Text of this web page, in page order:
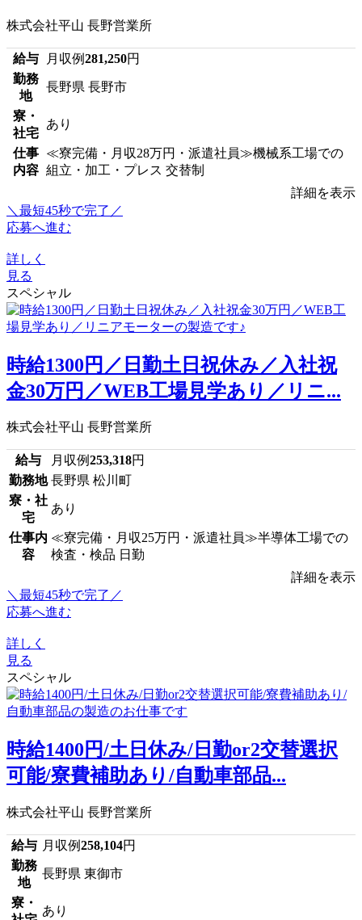
株式会社平山 長野営業所
給与 月収例281,250円
勤務
地
長野県 長野市
寮・
社宅
あり
仕事
内容
≪寮完備・月収28万円・派遣社員≫機械系工場での
組立・加工・プレス 交替制
詳細を表示
＼最短45秒で完了／
応募へ進む
詳しく
見る
スペシャル
時給1300円／日勤土日祝休み／入社祝
金30万円／WEB工場見学あり／リニ...
株式会社平山 長野営業所
給与 月収例253,318円
勤務地 長野県 松川町
寮・社
宅
あり
仕事内
容
≪寮完備・月収25万円・派遣社員≫半導体工場での
検査・検品 日勤
詳細を表示
＼最短45秒で完了／
応募へ進む
詳しく
見る
スペシャル
時給1400円/土日休み/日勤or2交替選択
可能/寮費補助あり/自動車部品...
株式会社平山 長野営業所
給与 月収例258,104円
勤務
地
長野県 東御市
寮・
あり